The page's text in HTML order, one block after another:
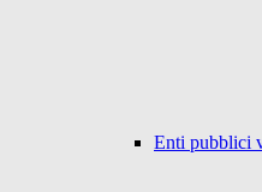
Enti pubblici